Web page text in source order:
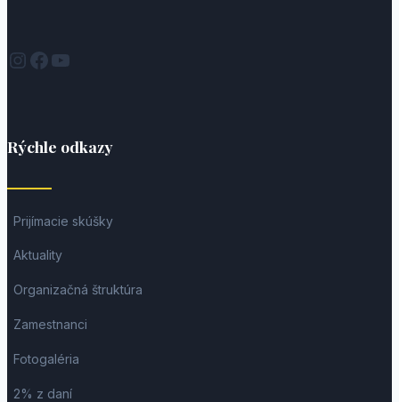
Instagram
Facebook
YouTube
Rýchle odkazy
Prijímacie skúšky
Aktuality
Organizačná štruktúra
Zamestnanci
Fotogaléria
2% z daní